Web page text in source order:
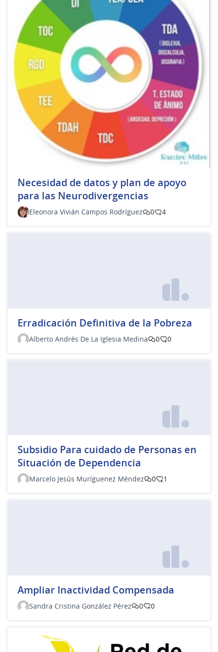
​Necesidad de datos y plan de apoyo
para las Neurodivergencias
Eleonora Vivián Campos Rodríguez 0 4
Erradicación Definitiva de la Pobreza
Alberto Andrés De La Iglesia Medina 0 0
Subsidio Para cuidado de Personas en
Situación de Dependencia
Marcelo Jesús Muríguenez Méndez 0 1
Ampliar Inactividad Compensada
Sandra Cristina González Pérez 0 0